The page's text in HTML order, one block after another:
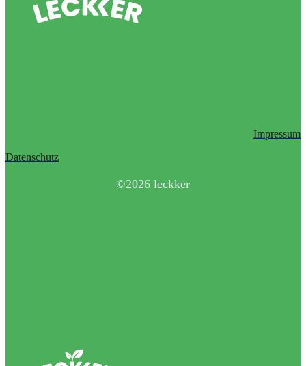
Impressum
Datenschutz
©2026 leckker